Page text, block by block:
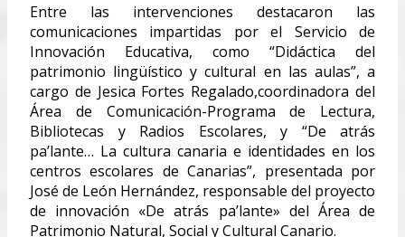
Entre las intervenciones destacaron las
comunicaciones impartidas por el Servicio de
Innovación Educativa, como “Didáctica del
patrimonio lingüístico y cultural en las aulas”, a
cargo de Jesica Fortes Regalado,coordinadora del
Área de Comunicación-Programa de Lectura,
Bibliotecas y Radios Escolares, y “De atrás
pa’lante… La cultura canaria e identidades en los
centros escolares de Canarias”, presentada por
José de León Hernández, responsable del proyecto
de innovación «De atrás pa’lante» del Área de
Patrimonio Natural, Social y Cultural Canario.